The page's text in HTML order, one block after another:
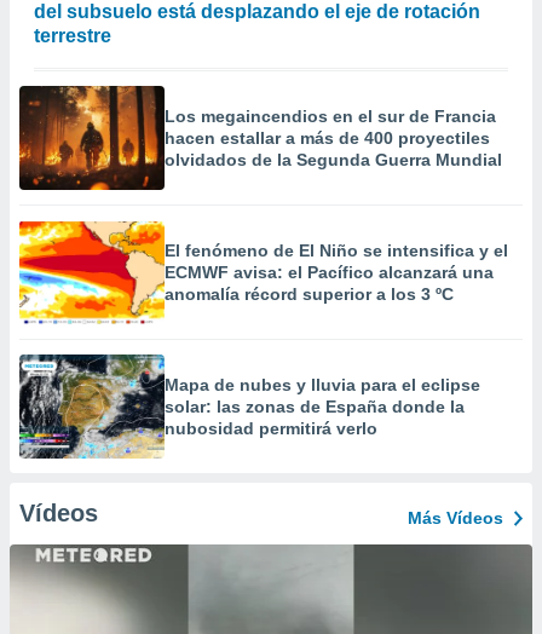
del subsuelo está desplazando el eje de rotación
terrestre
Los megaincendios en el sur de Francia
hacen estallar a más de 400 proyectiles
olvidados de la Segunda Guerra Mundial
El fenómeno de El Niño se intensifica y el
ECMWF avisa: el Pacífico alcanzará una
anomalía récord superior a los 3 ºC
Mapa de nubes y lluvia para el eclipse
solar: las zonas de España donde la
nubosidad permitirá verlo
Vídeos Más Vídeos